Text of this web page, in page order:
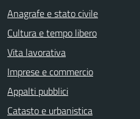
Anagrafe e stato civile
Cultura e tempo libero
Vita lavorativa
Imprese e commercio
Appalti pubblici
Catasto e urbanistica